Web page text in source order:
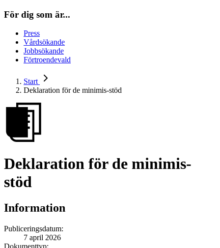
För dig som är...
Press
Vårdsökande
Jobbsökande
Förtroendevald
Start
Deklaration för de minimis-stöd
Deklaration för de minimis-
stöd
Information
Publiceringsdatum:
7 april 2026
Dokumenttyp: